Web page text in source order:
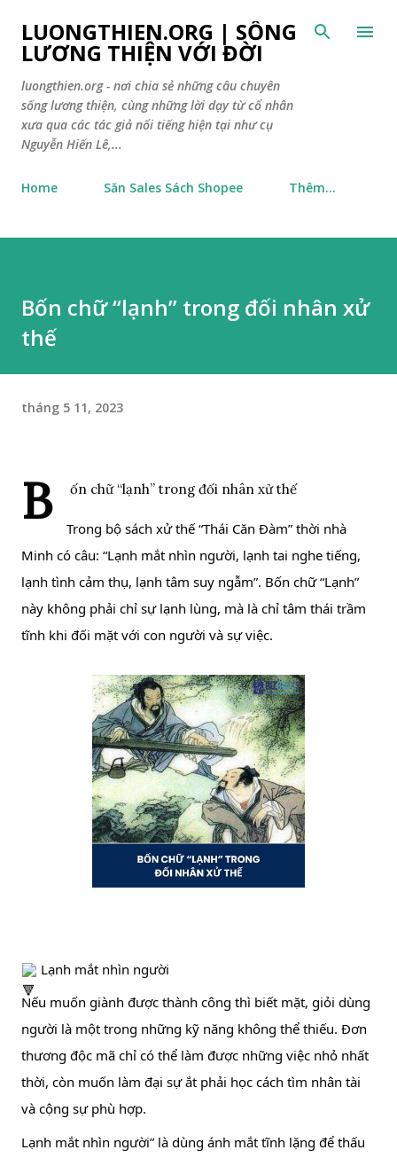
Chuyển đến nội dung chính
LUONGTHIEN.ORG | SỐNG
LƯƠNG THIỆN VỚI ĐỜI
luongthien.org - nơi chia sẻ những câu chuyên
sống lương thiện, cùng những lời dạy từ cổ nhân
xưa qua các tác giả nổi tiếng hiện tại như cụ
Nguyễn Hiến Lê,...
Home Săn Sales Sách Shopee Thêm…
Bốn chữ “lạnh” trong đối nhân xử
thế
tháng 5 11, 2023
B ốn chữ “lạnh” trong đối nhân xử thế
Trong bộ sách xử thế “Thái Căn Đàm” thời nhà
Minh có câu: “Lạnh mắt nhìn người, lạnh tai nghe tiếng,
lạnh tình cảm thụ, lạnh tâm suy ngẫm”. Bốn chữ “Lạnh”
này không phải chỉ sự lạnh lùng, mà là chỉ tâm thái trầm
tĩnh khi đối mặt với con người và sự việc.
Lạnh mắt nhìn người
Nếu muốn giành được thành công thì biết mặt, giỏi dùng
người là một trong những kỹ năng không thể thiếu. Đơn
thương độc mã chỉ có thể làm được những việc nhỏ nhất
thời, còn muốn làm đại sự ắt phải học cách tìm nhân tài
và cộng sự phù hợp.
Lạnh mắt nhìn người” là dùng ánh mắt tĩnh lặng để thấu